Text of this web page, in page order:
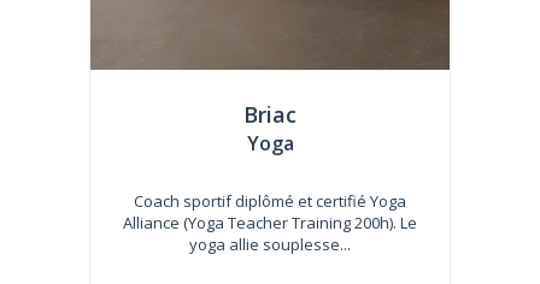
Briac
Yoga
Coach sportif diplômé et certifié Yoga
Alliance (Yoga Teacher Training 200h). Le
yoga allie souplesse...